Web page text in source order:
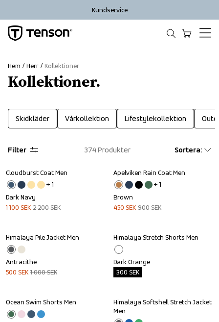
Kundservice
Hem Herr Kollektioner
Kollektioner.
Skidkläder Vårkollektion Lifestylekollektion
Filter 374 Produkter Sortera:
Sale
Cloudburst Coat Men
+ 1
Dark Navy
1 100 SEK 2 200SEK
Sale
Apelviken Rain Coat Men
+ 1
Brown
450 SEK 900SEK
Sale
Himalaya Pile Jacket Men
Antracithe
500 SEK 1 000SEK
Outlet
Himalaya Stretch Shorts Men
Dark Orange
300 SEK
Sale
Ocean Swim Shorts Men Sale
Himalaya Softshell Stretch Jacket
Men